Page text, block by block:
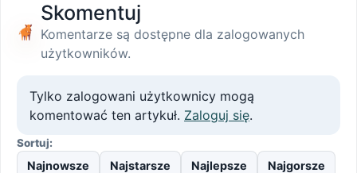
Skomentuj
Komentarze są dostępne dla zalogowanych
użytkowników.
Tylko zalogowani użytkownicy mogą
komentować ten artykuł. Zaloguj się.
Sortuj:
Najnowsze Najstarsze Najlepsze Najgorsze